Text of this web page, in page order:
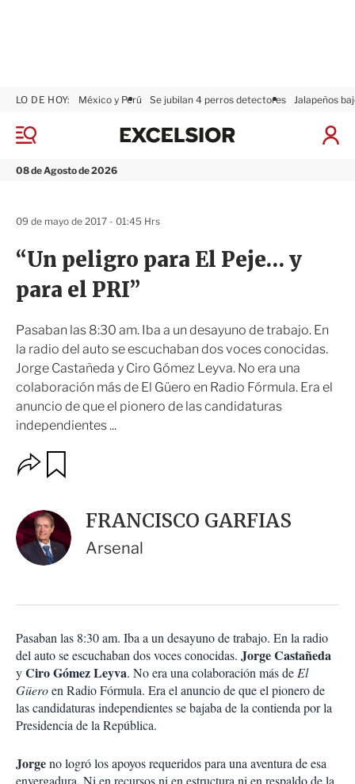
M
n
08 de Agosto de 2026
LO DE HOY: México y Perú Se jubilan 4 perros detectores Jalapeños
I
x
“Un peligro para El Peje… y
para el PRI”
Pasaban las 8:30 am. Iba a un desayuno de trabajo. En
la radio del auto se escuchaban dos voces conocidas.
Jorge Castañeda y Ciro Gómez Leyva. No era una
colaboración más de El Güero en Radio Fórmula. Era el
anuncio de que el pionero de las candidaturas
independientes ...
09 de mayo de 2017 - 01:45 Hrs
O
p
o
n
e
s
c
m
p
a
t
i
r
a
r
FRANCISCO GARFIAS
Arsenal
Pasaban las 8:30 am. Iba a un desayuno de trabajo. En la radio
del auto se escuchaban dos voces conocidas. Jorge Castañeda
yCiro Gómez Leyva. No era una colaboración más de El
Güeroen Radio Fórmula. Era el anuncio de que el pionero de
las candidaturas independientes se bajaba de la contienda por la
Presidencia de la República.
Jorgeno logró los apoyos requeridos para una aventura de esa
envergadura. Ni en recursos ni en estructura ni en respaldo de la